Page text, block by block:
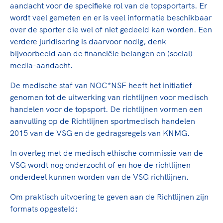
Sportonderzoek
Sportakkoord II
Game Changer
TeamNL kids
Olympische geschiedenis
Nieuwspagina
Sport gaat niet vanzelf
Veilige en integere sport
Diversiteit en inclusie
Gezonde sportomgeving
Duurzaamheid
Bekwaam sportkader
Vitale clubs en bestuurlijk kader
Clubacties
Opleidingen en trainingen
High5 Stappenplan
Ruimte voor sport
TeamNL Academie Kalender
Kennisaanbod TeamNL Experts
TeamNL Sport Science Centre
Olympische Spelen LA28
Paralympische Spelen LA28
Europese Spelen Istanbul 2027
Topsportbeleid
Topsportfinanciering
Maatschappelijke waarde topsport
Top teamsportcompetities
aandacht voor de specifieke rol van de topsportarts. Er
wordt veel gemeten en er is veel informatie beschikbaar
over de sporter die wel of niet gedeeld kan worden. Een
verdere juridisering is daarvoor nodig, denk
bijvoorbeeld aan de financiële belangen en (social)
media-aandacht.
De medische staf van NOC*NSF heeft het initiatief
genomen tot de uitwerking van richtlijnen voor medisch
handelen voor de topsport. De richtlijnen vormen een
aanvulling op de Richtlijnen sportmedisch handelen
2015 van de VSG en de gedragsregels van KNMG.
In overleg met de medisch ethische commissie van de
VSG wordt nog onderzocht of en hoe de richtlijnen
onderdeel kunnen worden van de VSG richtlijnen.
Om praktisch uitvoering te geven aan de Richtlijnen zijn
formats opgesteld: